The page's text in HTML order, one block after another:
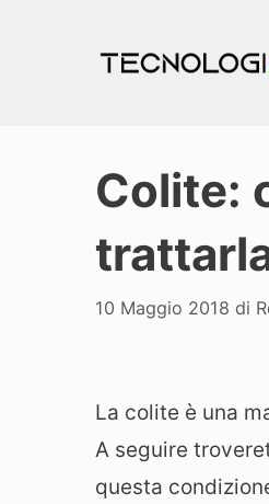
Colite:
10 Maggio 2018 di
La colite è una
A seguire
questa